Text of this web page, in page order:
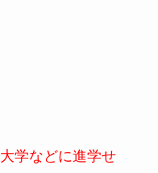
大学などに進学せ